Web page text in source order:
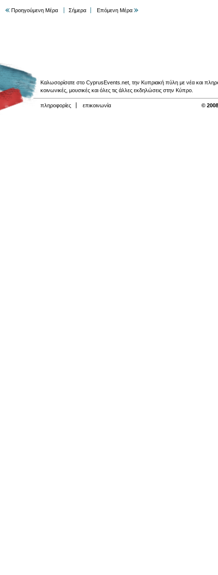
Προηγούμενη Μέρα Σήμερα Επόμενη Μέρα
Καλωσορίσατε στο CyprusEvents.net, την Κυπριακή πύλη με νέα και
κοινωνικές, μουσικές και όλες τις άλλες εκδηλώσεις στην Κύπρο.
πληροφορίες επικοινωνία ©